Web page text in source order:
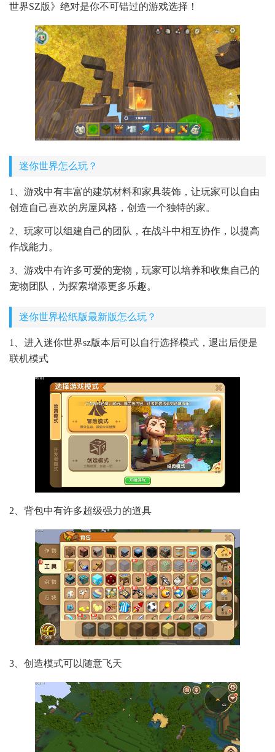
世界SZ版》绝对是你不可错过的游戏选择！
迷你世界怎么玩？
1、游戏中有丰富的建筑材料和家具装饰，让玩家可以自由
创造自己喜欢的房屋风格，创造一个独特的家。
2、玩家可以组建自己的团队，在战斗中相互协作，以提高
作战能力。
3、游戏中有许多可爱的宠物，玩家可以培养和收集自己的
宠物团队，为探索增添更多乐趣。
迷你世界松纸版最新版怎么玩？
1、进入迷你世界sz版本后可以自行选择模式，退出后便是
联机模式
2、背包中有许多超级强力的道具
3、创造模式可以随意飞天